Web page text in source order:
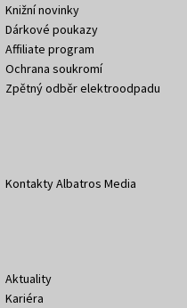
Knižní novinky
Dárkové poukazy
Affiliate program
Ochrana soukromí
Zpětný odběr elektroodpadu
Kontakty Albatros Media
Aktuality
Kariéra